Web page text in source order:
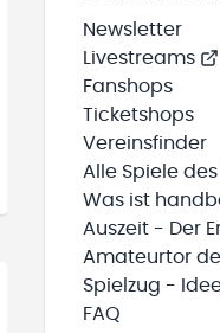
Newsletter
Livestreams
Fanshops
Ticketshops
Vereinsfinder
Alle Spiele
Was ist
Auszeit - Der
Amateurtor
Spielzug -
FAQ